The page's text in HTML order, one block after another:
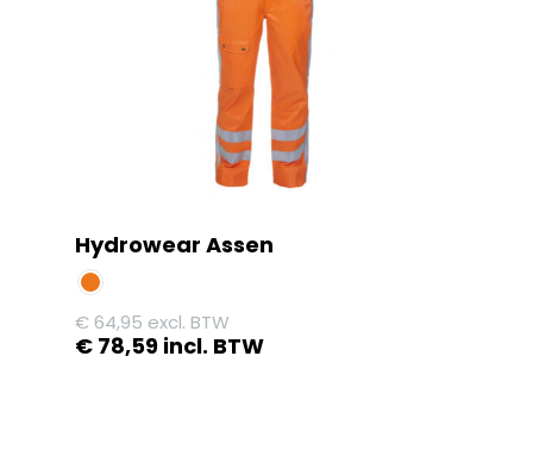
Hydrowear Assen
€ 64,95 excl. BTW
€ 78,59 incl. BTW